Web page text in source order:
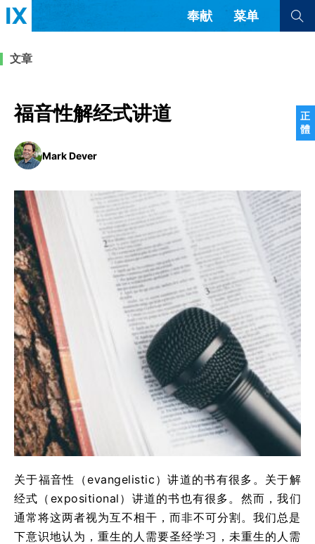
正
體
奉献 菜单
教会带领 解经式讲道与神学
福音传讲与宣教 成员制与教会纪律
团契生活与祷告
查看全部
查看全部
简体中文 正體中文
英语
西班牙语
葡萄牙语
乌兹别克语
达里语
波斯语
法语
罗马尼亚语
波兰语
越南语
意大利语
德语
韩语
土耳其语
阿拉伯语
阿尔巴尼亚语
塞尔维亚语 柬埔寨语
文章
福音性解经式讲道
Mark Dever
关于福音性（evangelistic）讲道的书有很多。关于解
经式（expositional）讲道的书也有很多。然而，我们
通常将这两者视为互不相干，而非不可分割。我们总是
下意识地认为，重生的人需要圣经学习，未重生的人需